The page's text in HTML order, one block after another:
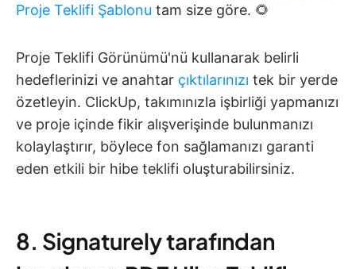
Proje Teklifi Şablonu tam size göre. 🌻
Proje Teklifi Görünümü'nü kullanarak belirli
hedeflerinizi ve anahtar çıktılarınızı tek bir yerde
özetleyin. ClickUp, takımınızla işbirliği yapmanızı
ve proje içinde fikir alışverişinde bulunmanızı
kolaylaştırır, böylece fon sağlamanızı garanti
eden etkili bir hibe teklifi oluşturabilirsiniz.
8. Signaturely tarafından